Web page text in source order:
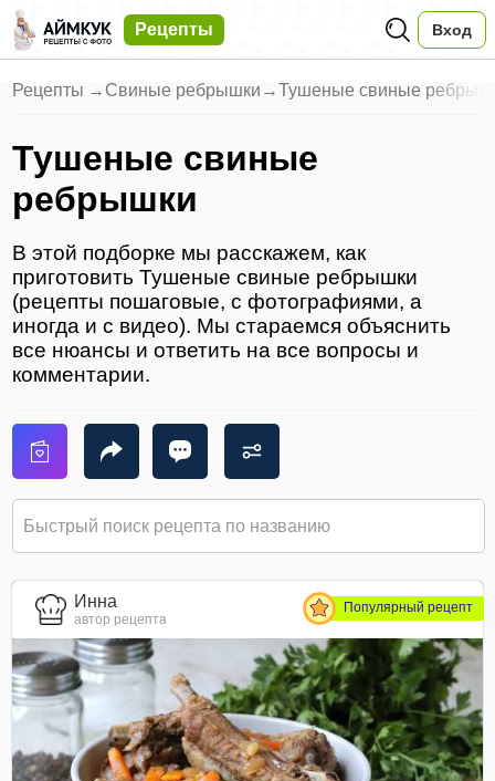
Рецепты Вход
Рецепты → Свиные ребрышки →Тушеные свиные
Тушеные свиные
ребрышки
В этой подборке мы расскажем, как
приготовить Тушеные свиные ребрышки
(рецепты пошаговые, с фотографиями, а
иногда и с видео). Мы стараемся объяснить
все нюансы и ответить на все вопросы и
комментарии.
Инна
автор рецепта
Популярный рецепт